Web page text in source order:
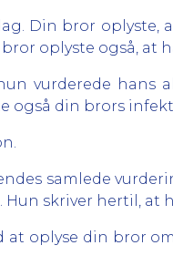
Din bror
oplyste også, at
vurderede
også din brors
samlede
skriver hertil, at
oplyse din bror